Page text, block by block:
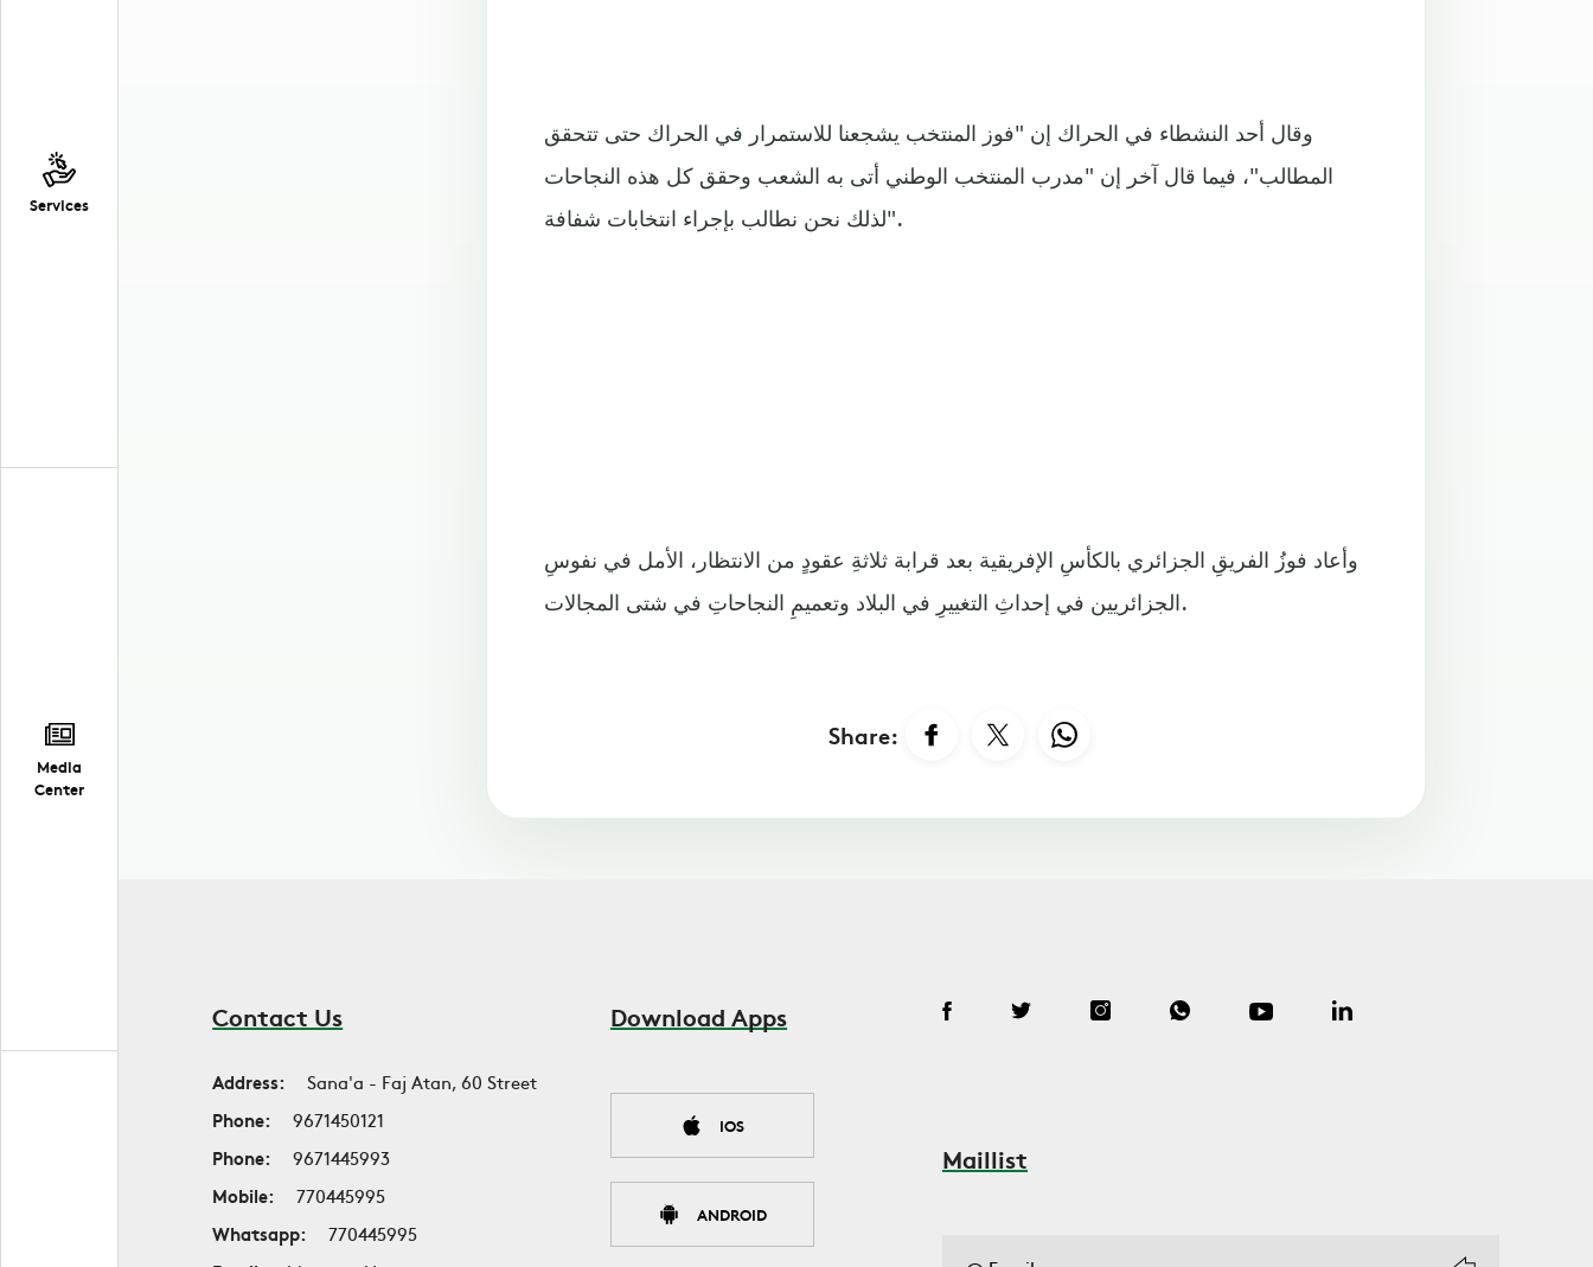
Services
Media
Center
وقال أحد النشطاء في الحراك إن "فوز المنتخب يشجعنا للاستمرار في الحراك حتى تتحقق
المطالب"، فيما قال آخر إن "مدرب المنتخب الوطني أتى به الشعب وحقق كل هذه النجاحات
لذلك نحن نطالب بإجراء انتخابات شفافة".
وأعاد فوزُ الفريقِ الجزائري بالكأسِ الإفريقية بعد قرابة ثلاثةِ عقودٍ من الانتظار، الأمل في نفوسِ
الجزائريين في إحداثِ التغييرِ في البلاد وتعميمِ النجاحاتِ في شتى المجالات.
Share:
Contact Us
Address:
Sana'a - Faj Atan, 60 Street
Phone:
9671450121
Phone:
9671445993
Mobile:
770445995
Whatsapp:
770445995
Download Apps
IOS
ANDROID
Maillist